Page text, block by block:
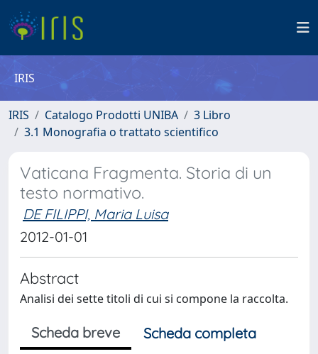
IRIS
IRIS Catalogo Prodotti UNIBA
3 Libro
3.1 Monografia o trattato scientifico
Vaticana Fragmenta. Storia di un
testo normativo.
DE FILIPPI, Maria Luisa
2012-01-01
Abstract
Analisi dei sette titoli di cui si compone la raccolta.
Scheda breve
Scheda completa